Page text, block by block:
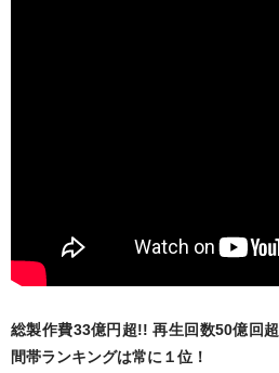
総製作費33億円超!! 再生回数50億回
間帯ランキングは常に１位！